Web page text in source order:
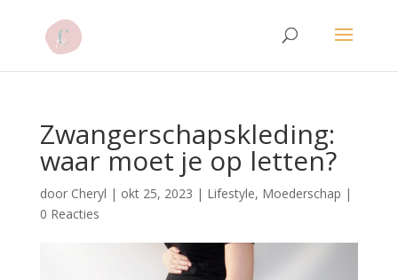
Zwangerschapskleding:
waar moet je op letten?
door Cheryl | okt 25, 2023 | Lifestyle, Moederschap |
0 Reacties